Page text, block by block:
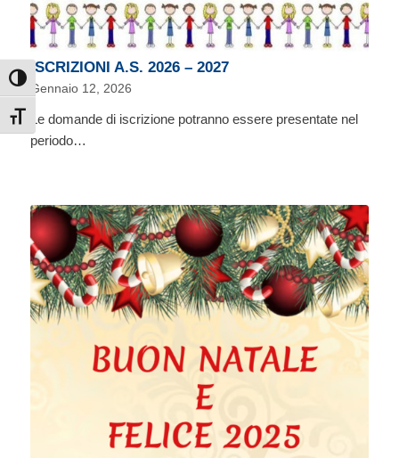
Attiva/disattiva alto contrasto
Attiva/disattiva dimensione testo
ISCRIZIONI A.S. 2026 – 2027
Gennaio 12, 2026
Le domande di iscrizione potranno essere presentate nel
periodo…